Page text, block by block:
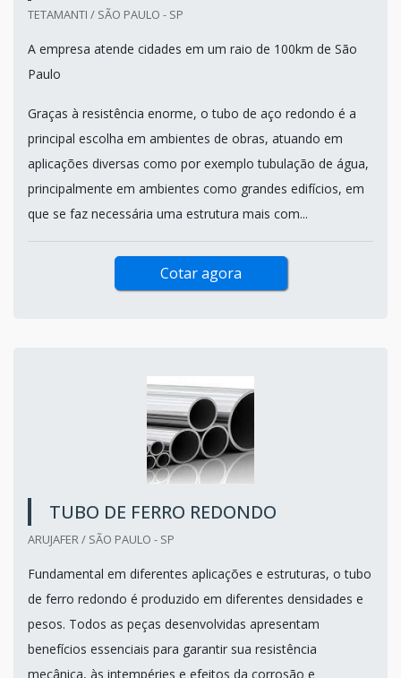
TETAMANTI / SÃO PAULO - SP
A empresa atende cidades em um raio de 100km de São
Paulo
Graças à resistência enorme, o tubo de aço redondo é a
principal escolha em ambientes de obras, atuando em
aplicações diversas como por exemplo tubulação de água,
principalmente em ambientes como grandes edifícios, em
que se faz necessária uma estrutura mais com...
Cotar agora
TUBO DE FERRO REDONDO
ARUJAFER / SÃO PAULO - SP
Fundamental em diferentes aplicações e estruturas, o tubo
de ferro redondo é produzido em diferentes densidades e
pesos. Todos as peças desenvolvidas apresentam
benefícios essenciais para garantir sua resistência
mecânica, às intempéries e efeitos da corrosão e